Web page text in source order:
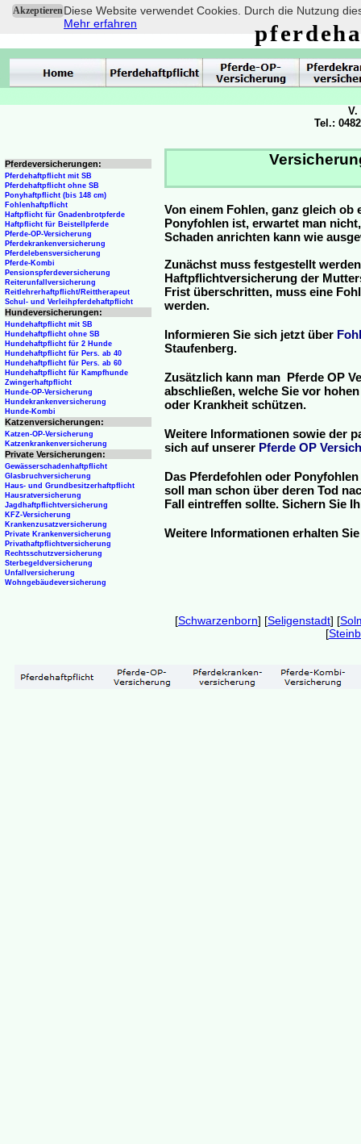
AkzeptierenDiese Website verwendet Cookies. Durch die Nutzung
Mehr erfahren
Von einem Fohlen, ganz gleich ob
Ponyfohlen ist, erwartet man
Schaden anrichten kann wie
Zunächst muss festgestellt
Haftpflichtversicherung der
Frist überschritten, muss eine
werden.
Informieren Sie sich jetzt über
Staufenberg.
Zusätzlich kann man Pferde OP
abschließen, welche Sie vor
oder Krankheit schützen.
Weitere Informationen sowie der
sich auf unserer Pferde OP
Das Pferdefohlen oder
soll man schon über deren Tod
Fall eintreffen sollte. Sichern Sie
Weitere Informationen erhalten
Pferdeversicherungen:
Pferdehaftpflicht mit SB
Pferdehaftpflicht ohne SB
Ponyhaftpflicht (bis 148 cm)
Fohlenhaftpflicht
Haftpflicht für Gnadenbrotpferde
Haftpflicht für Beistellpferde
Pferde-OP-Versicherung
Pferdekrankenversicherung
Pferdelebensversicherung
Pferde-Kombi
Pensionspferdeversicherung
Reiterunfallversicherung
Reitlehrerhaftpflicht/Reittherapeut
Schul- und Verleihpferdehaftpflicht
Hundeversicherungen:
Hundehaftpflicht mit SB
Hundehaftpflicht ohne SB
Hundehaftpflicht für 2 Hunde
Hundehaftpflicht für Pers. ab 40
Hundehaftpflicht für Pers. ab 60
Hundehaftpflicht für Kampfhunde
Zwingerhaftpflicht
Hunde-OP-Versicherung
Hundekrankenversicherung
Hunde-Kombi
Katzenversicherungen:
Katzen-OP-Versicherung
Katzenkrankenversicherung
Private Versicherungen:
Gewässerschadenhaftpflicht
Glasbruchversicherung
Haus- und Grundbesitzerhaftpflicht
Hausratversicherung
Jagdhaftpflichtversicherung
KFZ-Versicherung
Krankenzusatzversicherung
Private Krankenversicherung
Privathaftpflichtversicherung
Rechtsschutzversicherung
Sterbegeldversicherung
Unfallversicherung
Wohngebäudeversicherung
V.
Tel.:
[Schwarzenborn] [Seligenstadt] [
[